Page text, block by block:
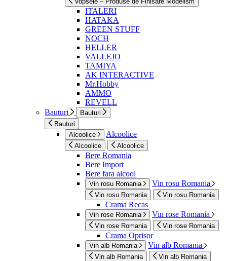
ITALERI
HATAKA
GREEN STUFF
NOCH
HELLER
VALLEJO
TAMIYA
AK INTERACTIVE
Mr.Hobby
AMMO
REVELL
Bauturi
Bauturi
Bauturi
Alcoolice
Alcoolice
Alcoolice Alcoolice
Bere Romania
Bere Import
Bere fara alcool
Vin rosu Romania Vin rosu Romania
Vin rosu Romania Vin rosu Romania
Crama Recas
Vin rose Romania Vin rose Romania
Vin rose Romania Vin rose Romania
Crama Oprisor
Vin alb Romania Vin alb Romania
Vin alb Romania Vin alb Romania